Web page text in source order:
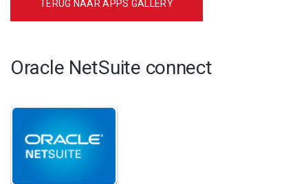
TERUG NAAR APPS GALLERY
Oracle NetSuite connect